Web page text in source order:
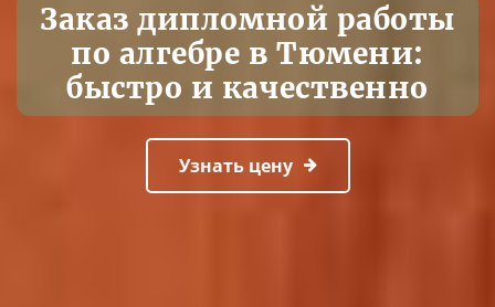
Заказ дипломной работы
по алгебре в Тюмени:
быстро и качественно
Узнать цену